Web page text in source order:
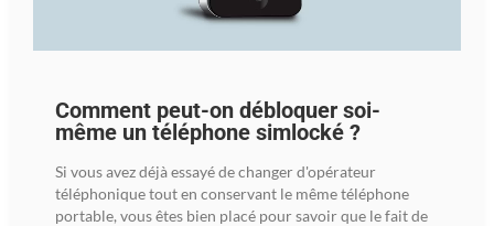
Comment peut-on débloquer soi-
même un téléphone simlocké ?
Si vous avez déjà essayé de changer d'opérateur
téléphonique tout en conservant le même téléphone
portable, vous êtes bien placé pour savoir que le fait de